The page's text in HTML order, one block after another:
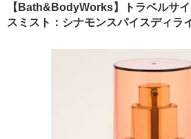
【Bath&BodyWorks】トラベルサ
スミスト：シナモンスパイスディラ